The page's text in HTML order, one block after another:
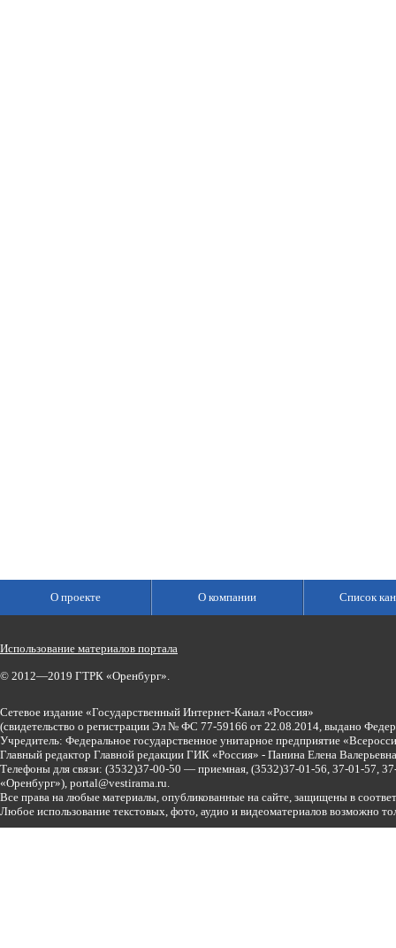
О проекте О компании Список
Использование материалов портала
© 2012—2019 ГТРК «Оренбург».
Сетевое издание «Государственный Интернет-Канал «Россия»
(свидетельство о регистрации Эл № ФС 77-59166 от 22.08.2014, выдано
Учредитель: Федеральное государственное унитарное предприятие
Главный редактор Главной редакции ГИК «Россия» - Панина Елена
Телефоны для связи: (3532)37-00-50 — приемная, (3532)37-01-56, 37-01-57,
«Оренбург»), portal@vestirama.ru.
Все права на любые материалы, опубликованные на сайте, защищены в
Любое использование текстовых, фото, аудио и видеоматериалов возможно